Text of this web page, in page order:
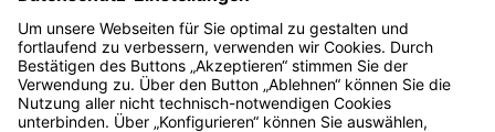
Beschäftigte im Sozial- und Erziehungsdienst (§ 52).
2Die Sonderregelungen sind Bestandteil des TV-L.
Bayern.de